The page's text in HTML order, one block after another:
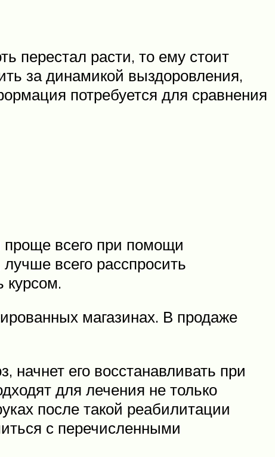
перестал расти, то ему стоит
за динамикой выздоровления,
потребуется для сравнения
проще всего при помощи
всего расспросить
курсом.
магазинах. В продаже
начнет его восстанавливать при
для лечения не только
после такой реабилитации
с перечисленными